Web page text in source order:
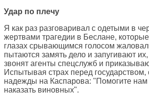
Удар по плечу
Я как раз разговаривал с одетыми в
жертвами трагедии в Беслане,
глазах срывающимся голосом
пытаются замять дело и запугивают
звонят агенты спецслужб и
Испытывая страх перед государством,
надежды на Каспарова: "Помогите нам
наказать виновных".